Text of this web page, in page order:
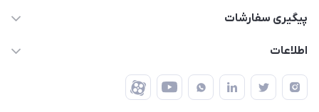
تهران - طبقه سوم تجاری - پلاک 11014
قوانین و مقررات
ضمانت اصالت کالا
پیگیری سفارشات
رهگیری مرسولات پست
رهگیری مرسولات چاپار
اطلاعات
درباره ما
تماس با ما